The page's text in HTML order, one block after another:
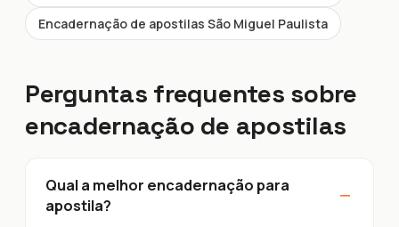
Encadernação de apostilas São Miguel Paulista
Perguntas frequentes sobre
encadernação de apostilas
Qual a melhor encadernação para
apostila?
−